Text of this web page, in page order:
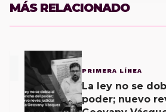
MÁS RELACIONADO
PRIMERA LÍNEA
La ley no se
poder; nuevo